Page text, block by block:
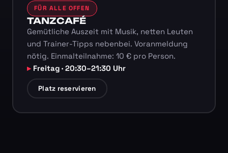
FÜR ALLE OFFEN
TANZCAFÉ
Gemütliche Auszeit mit Musik, netten Leuten
und Trainer-Tipps nebenbei. Voranmeldung
nötig. Einmalteilnahme: 10 € pro Person.
Freitag · 20:30–21:30 Uhr
Platz reservieren